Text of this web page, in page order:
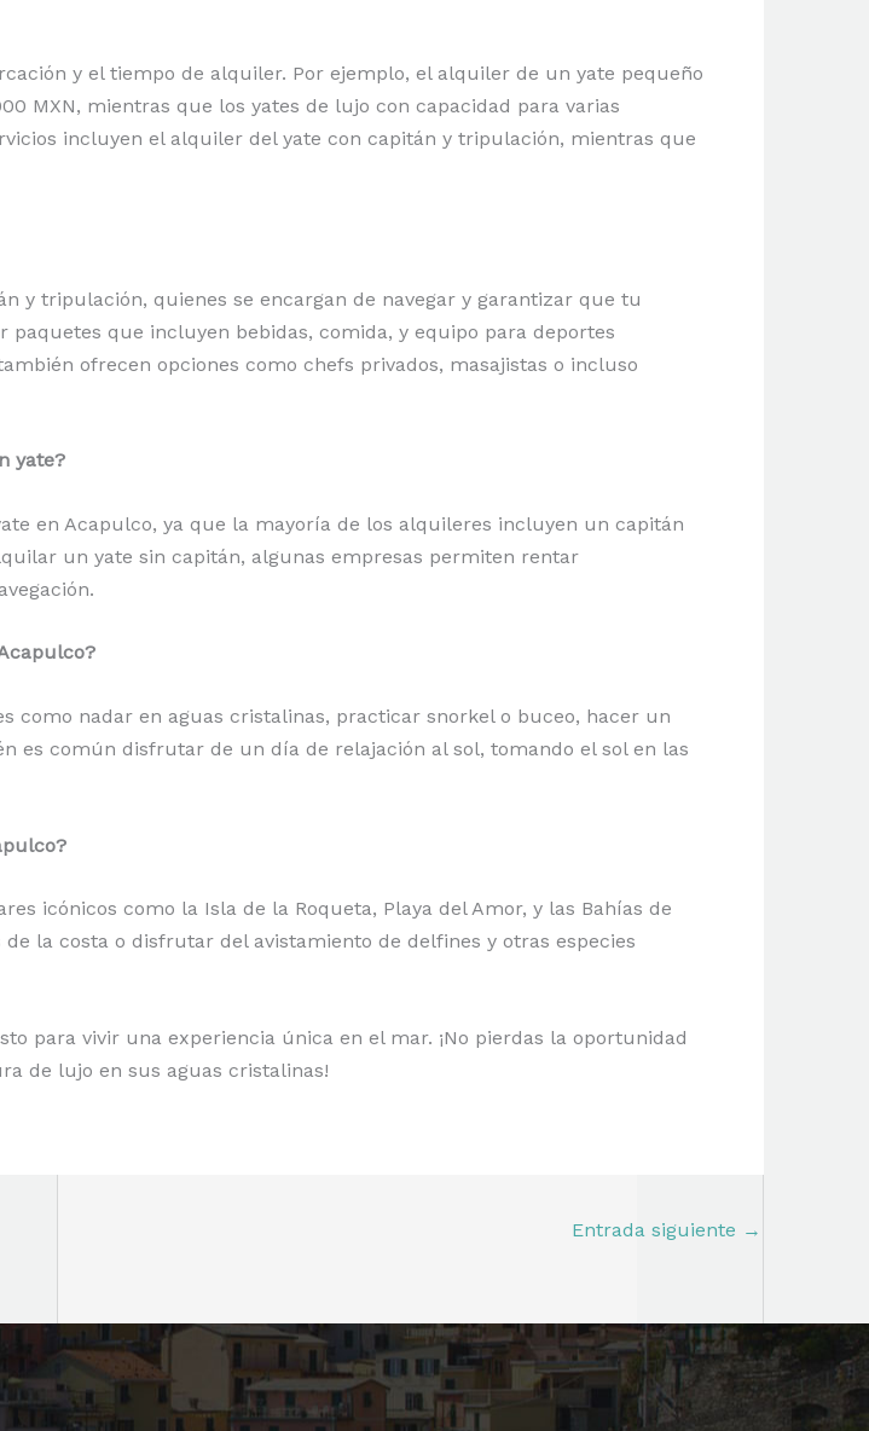
y el tiempo de alquiler. Por ejemplo, el alquiler de un yate pequeño
MXN, mientras que los yates de lujo con capacidad para varias
incluyen el alquiler del yate con capitán y tripulación, mientras que
y tripulación, quienes se encargan de navegar y garantizar que tu
que incluyen bebidas, comida, y equipo para deportes
ofrecen opciones como chefs privados, masajistas o incluso
yate?
en Acapulco, ya que la mayoría de los alquileres incluyen un capitán
un yate sin capitán, algunas empresas permiten rentar
como nadar en aguas cristalinas, practicar snorkel o buceo, hacer un
es común disfrutar de un día de relajación al sol, tomando el sol en las
icónicos como la Isla de la Roqueta, Playa del Amor, y las Bahías de
la costa o disfrutar del avistamiento de delfines y otras especies
para vivir una experiencia única en el mar. ¡No pierdas la oportunidad
de lujo en sus aguas cristalinas!
Entrada siguiente →